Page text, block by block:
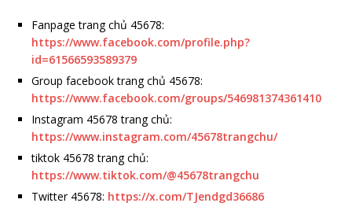
Fanpage trang chủ 45678:
https://www.facebook.com/profile.php?
id=61566593589379
Group facebook trang chủ 45678:
https://www.facebook.com/groups/546981374361410
Instagram 45678 trang chủ:
https://www.instagram.com/45678trangchu/
tiktok 45678 trang chủ:
https://www.tiktok.com/@45678trangchu
Twitter 45678: https://x.com/TJendgd36686